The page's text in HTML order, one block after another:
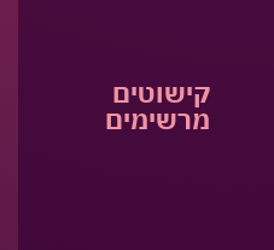
קישוטים
מרשימים